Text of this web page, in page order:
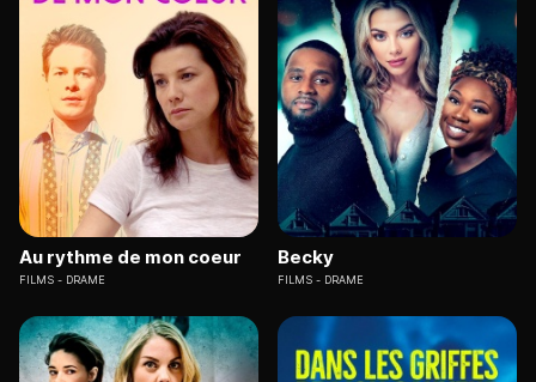
Au rythme de mon coeur
FILMS DRAME
Becky
FILMS DRAME